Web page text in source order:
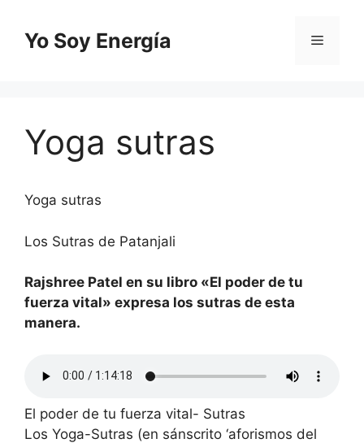
contenido
Yo Soy Energía Menú
Yoga sutras
Yoga sutras
Los Sutras de Patanjali
Rajshree Patel en su libro «El poder de tu
fuerza vital» expresa los sutras de esta
manera.
El poder de tu fuerza vital- Sutras
Los Yoga-Sutras (en sánscrito ‘aforismos del